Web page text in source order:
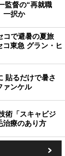
監督の“再就職
一択か
コで避暑の夏旅
東急 グラン・ヒ
貼るだけで暑さ
ァンケル
術「スキャビジ
治療のあり方